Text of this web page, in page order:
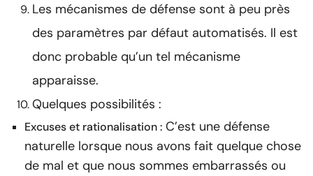
Les mécanismes de défense sont à peu près
des paramètres par défaut automatisés. Il est
donc probable qu’un tel mécanisme
apparaisse.
Quelques possibilités :
Excuses et rationalisation : C’est une défense
naturelle lorsque nous avons fait quelque chose
de mal et que nous sommes embarrassés ou